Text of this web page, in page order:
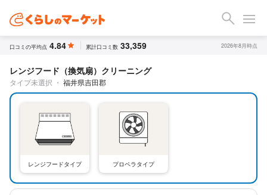
口コミの平均点 4.84 累計口コミ数 33,359 2026年8月時点
レンジフード（換気扇）クリーニング
タイプ未選択 ・ 福井県吉田郡
レンジフードタイプ プロペラタイプ